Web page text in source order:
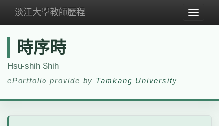
Toggle
淡江大學教師歷程
時序時
Hsu-shih Shih
ePortfolio provide by Tamkang University